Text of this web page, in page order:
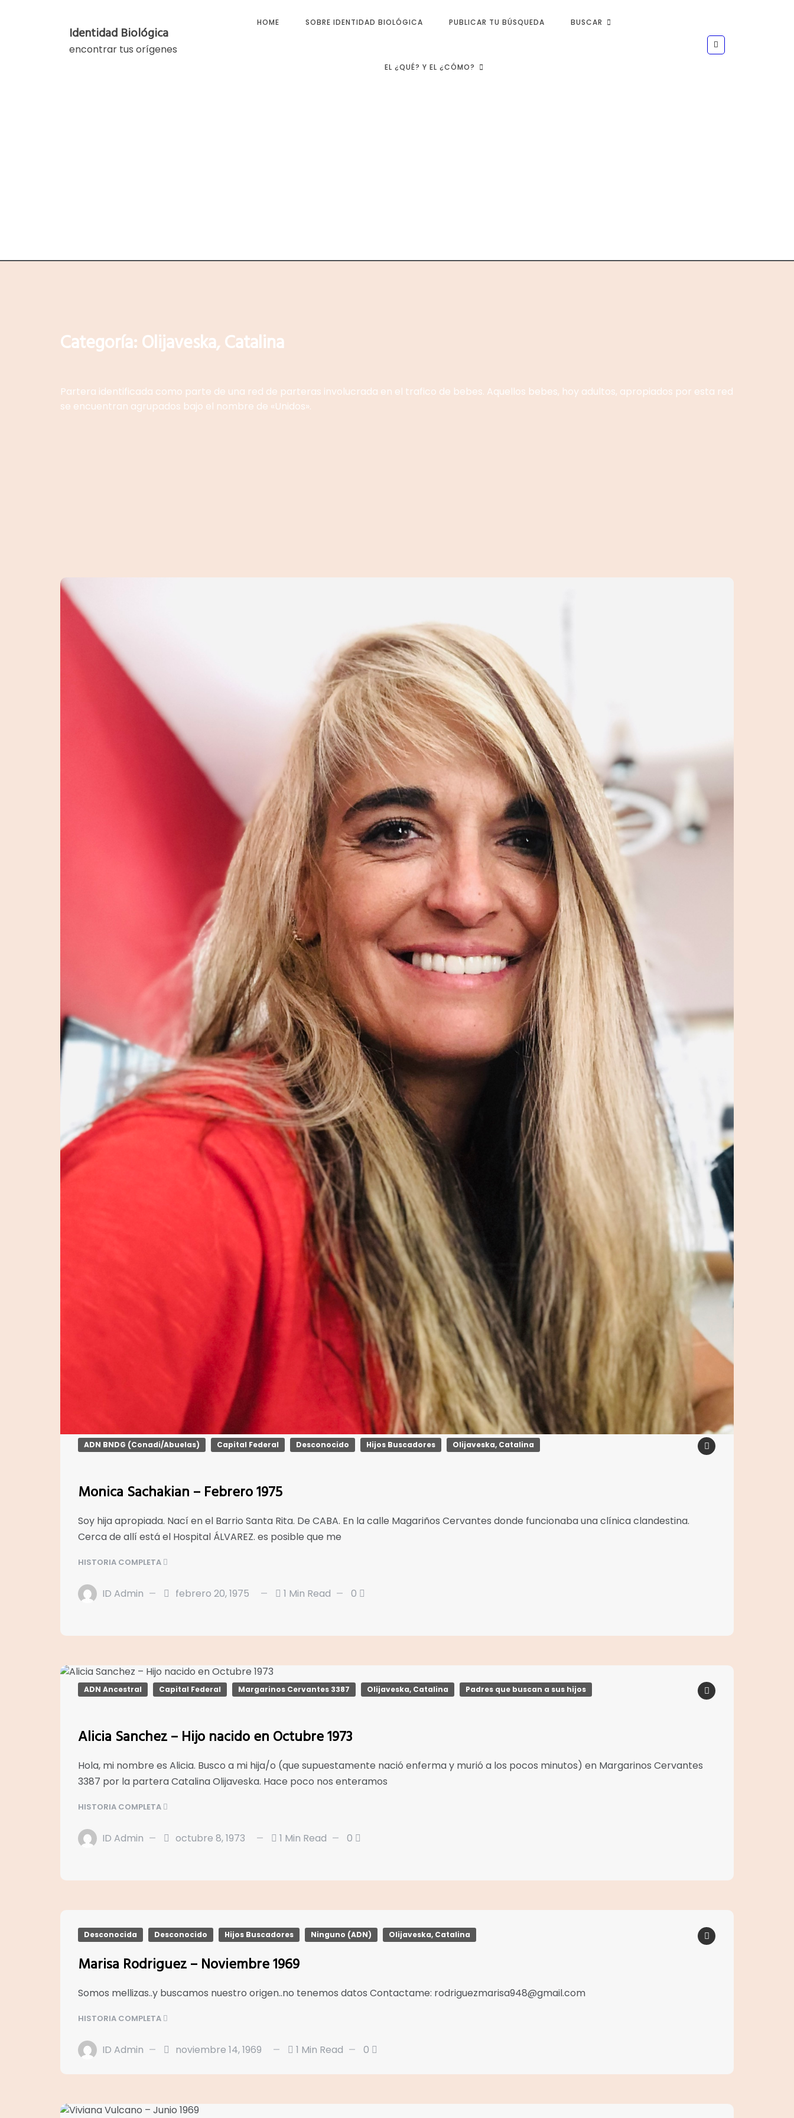
Identidad Biológica
encontrar tus orígenes
HOME SOBRE IDENTIDAD BIOLÓGICA PUBLICAR TU BÚSQUEDA BUSCAR
EL ¿QUÉ? Y EL ¿CÓMO?
Categoría:Olijaveska, Catalina
Partera identificada como parte de una red de parteras involucrada en el trafico de bebes. Aquellos bebes, hoy adultos, apropiados por esta red
se encuentran agrupados bajo el nombre de «Unidos».
ADN BNDG (Conadi/Abuelas) Capital Federal Desconocido Hijos Buscadores Olijaveska, Catalina
Monica Sachakian – Febrero 1975
Soy hija apropiada. Nací en el Barrio Santa Rita. De CABA. En la calle Magariños Cervantes donde funcionaba una clínica clandestina.
Cerca de allí está el Hospital ÁLVAREZ. es posible que me
HISTORIA COMPLETA
ID Admin febrero 20, 1975 1 Min Read 0
ADN Ancestral Capital Federal Margarinos Cervantes 3387 Olijaveska, Catalina Padres que buscan a sus hijos
Alicia Sanchez – Hijo nacido en Octubre 1973
Hola, mi nombre es Alicia. Busco a mi hija/o (que supuestamente nació enferma y murió a los pocos minutos) en Margarinos Cervantes
3387 por la partera Catalina Olijaveska. Hace poco nos enteramos
HISTORIA COMPLETA
ID Admin octubre 8, 1973 1 Min Read 0
Desconocida Desconocido Hijos Buscadores Ninguno (ADN) Olijaveska, Catalina
Marisa Rodriguez – Noviembre 1969
Somos mellizas..y buscamos nuestro origen..no tenemos datos Contactame: rodriguezmarisa948@gmail.com
HISTORIA COMPLETA
ID Admin noviembre 14, 1969 1 Min Read 0